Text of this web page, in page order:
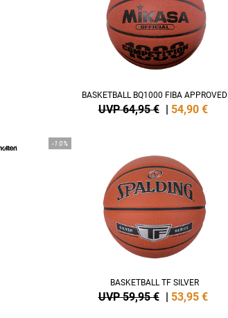
BASKETBALL BQ1000 FIBA APPROVED
UVP 64,95 € | 54,90 €
-10%
BASKETBALL TF SILVER
UVP 59,95 € | 53,95 €